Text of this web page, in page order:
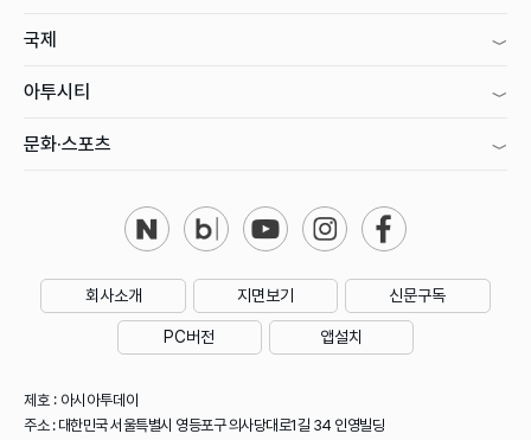
국제
아투시티
문화·스포츠
회사소개 지면보기 신문구독
PC버전 앱설치
제호 : 아시아투데이
주소 : 대한민국 서울특별시 영등포구 의사당대로1길 34 인영빌딩